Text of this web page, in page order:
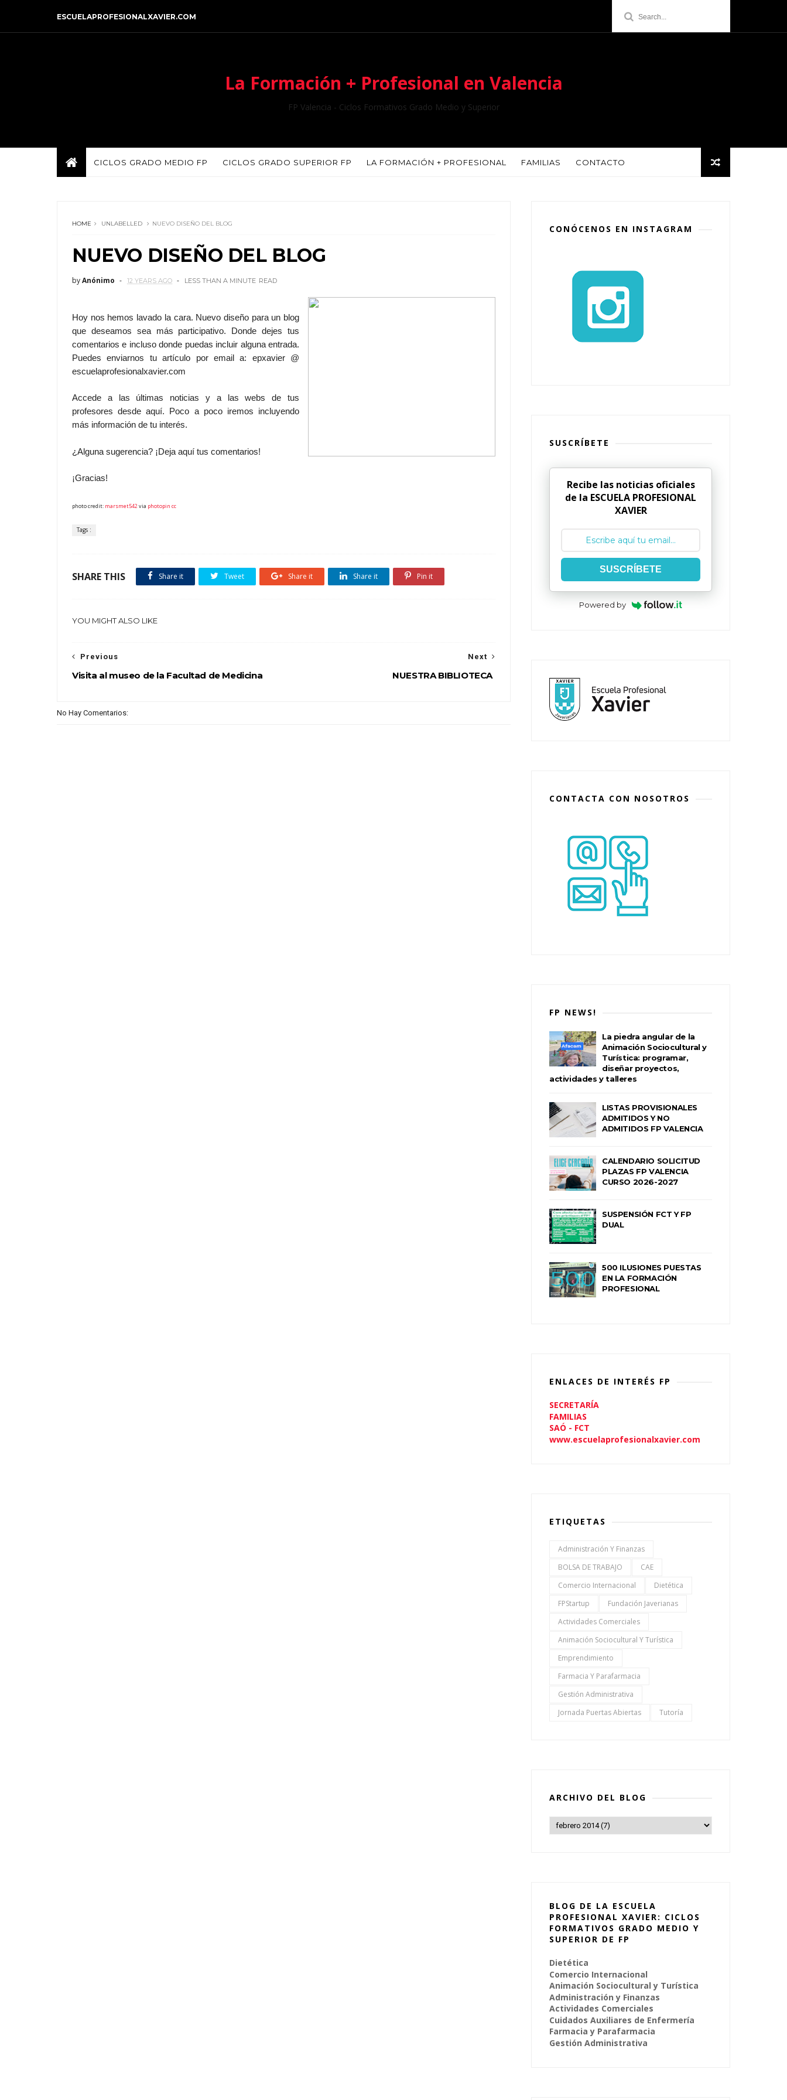
ESCUELAPROFESIONALXAVIER.COM
La Formación + Profesional en Valencia
FP Valencia - Ciclos Formativos Grado Medio y Superior
CICLOS GRADO MEDIO FP CICLOS GRADO SUPERIOR FP LA FORMACIÓN + PROFESIONAL FAMILIAS CONTACTO
HOME UNLABELLED NUEVO DISEÑO DEL BLOG
NUEVO DISEÑO DEL BLOG
byAnónimo 12 YEARS AGO LESS THAN A MINUTE READ
Hoy nos hemos lavado la cara. Nuevo diseño para un blog
que deseamos sea más participativo. Donde dejes tus
comentarios e incluso donde puedas incluir alguna entrada.
Puedes enviarnos tu artículo por email a: epxavier @
escuelaprofesionalxavier.com
Accede a las últimas noticias y a las webs de tus
profesores desde aquí. Poco a poco iremos incluyendo
más información de tu interés.
¿Alguna sugerencia? ¡Deja aquí tus comentarios!
¡Gracias!
photo credit: marsmet542via photopin cc
Tags :
SHARE THIS Share it Tweet Share it Share it Pin it
YOU MIGHT ALSO LIKE
Next
NUESTRA BIBLIOTECA
Previous
Visita al museo de la Facultad de Medicina
No Hay Comentarios:
CONÓCENOS EN INSTAGRAM
SUSCRÍBETE
Recibe las noticias oficiales
de la ESCUELA PROFESIONAL
XAVIER
SUSCRÍBETE
Powered by
CONTACTA CON NOSOTROS
FP NEWS!
La piedra angular de la
Animación Sociocultural y
Turística: programar,
diseñar proyectos,
actividades y talleres
LISTAS PROVISIONALES
ADMITIDOS Y NO
ADMITIDOS FP VALENCIA
CALENDARIO SOLICITUD
PLAZAS FP VALENCIA
CURSO 2026-2027
SUSPENSIÓN FCT Y FP
DUAL
500 ILUSIONES PUESTAS
EN LA FORMACIÓN
PROFESIONAL
ENLACES DE INTERÉS FP
SECRETARÍA
FAMILIAS
SAÓ - FCT
www.escuelaprofesionalxavier.com
ETIQUETAS
Administración Y Finanzas
BOLSA DE TRABAJO
CAE
Comercio Internacional
Dietética
FPStartup
Fundación Javerianas
Actividades Comerciales
Animación Sociocultural Y Turística
Emprendimiento
Farmacia Y Parafarmacia
Gestión Administrativa
Jornada Puertas Abiertas
Tutoría
ARCHIVO DEL BLOG
BLOG DE LA ESCUELA
PROFESIONAL XAVIER: CICLOS
FORMATIVOS GRADO MEDIO Y
SUPERIOR DE FP
Dietética
Comercio Internacional
Animación Sociocultural y Turística
Administración y Finanzas
Actividades Comerciales
Cuidados Auxiliares de Enfermería
Farmacia y Parafarmacia
Gestión Administrativa